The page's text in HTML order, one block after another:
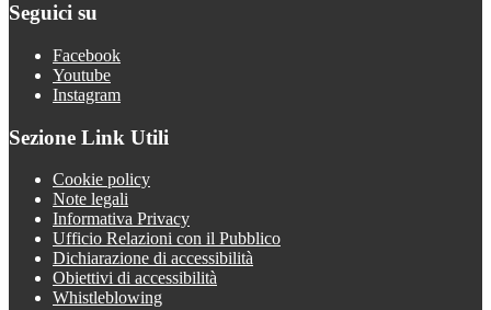
Seguici su
Facebook
Youtube
Instagram
Sezione Link Utili
Cookie policy
Note legali
Informativa Privacy
Ufficio Relazioni con il Pubblico
Dichiarazione di accessibilità
Obiettivi di accessibilità
Whistleblowing